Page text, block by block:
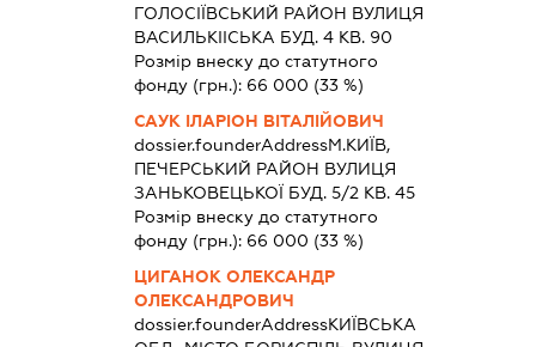
ГОЛОСІЇВСЬКИЙ РАЙОН ВУЛИЦЯ
ВАСИЛЬКІІСЬКА БУД. 4 КВ. 90
Розмір внеску до статутного
фонду (грн.): 66 000 (33 %)
САУК ІЛАРІОН ВІТАЛІЙОВИЧ
dossier.founderAddressМ.КИЇВ,
ПЕЧЕРСЬКИЙ РАЙОН ВУЛИЦЯ
ЗАНЬКОВЕЦЬКОЇ БУД. 5/2 КВ. 45
Розмір внеску до статутного
фонду (грн.): 66 000 (33 %)
ЦИГАНОК ОЛЕКСАНДР
ОЛЕКСАНДРОВИЧ
dossier.founderAddressКИЇВСЬКА